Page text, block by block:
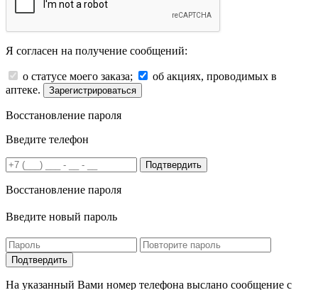
Я согласен на получение сообщений:
о статусе моего заказа;
об акциях, проводимых в
аптеке.
Зарегистрироваться
Восстановление пароля
Введите телефон
Подтвердить
Восстановление пароля
Введите новый пароль
На указанный Вами номер телефона выслано сообщение с